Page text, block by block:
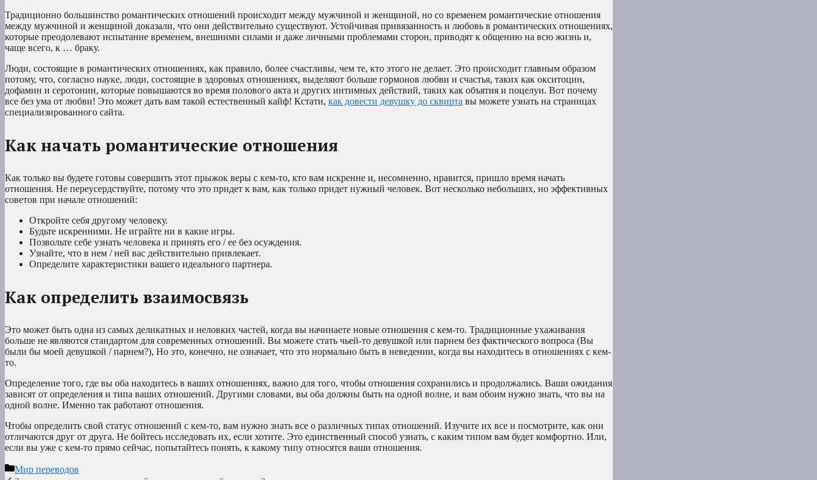
Традиционно большинство романтических отношений происходит между мужчиной и женщиной, но со временем романтические отношения
между мужчиной и женщиной доказали, что они действительно существуют. Устойчивая привязанность и любовь в романтических отношениях,
которые преодолевают испытание временем, внешними силами и даже личными проблемами сторон, приводят к общению на всю жизнь и,
чаще всего, к … браку.
Люди, состоящие в романтических отношениях, как правило, более счастливы, чем те, кто этого не делает. Это происходит главным образом
потому, что, согласно науке, люди, состоящие в здоровых отношениях, выделяют больше гормонов любви и счастья, таких как окситоцин,
дофамин и серотонин, которые повышаются во время полового акта и других интимных действий, таких как объятия и поцелуи. Вот почему
все без ума от любви! Это может дать вам такой естественный кайф! Кстати, как довести девушку до сквирта вы можете узнать на страницах
специализированного сайта.
Как начать романтические отношения
Как только вы будете готовы совершить этот прыжок веры с кем-то, кто вам искренне и, несомненно, нравится, пришло время начать
отношения. Не переусердствуйте, потому что это придет к вам, как только придет нужный человек. Вот несколько небольших, но эффективных
советов при начале отношений:
Откройте себя другому человеку.
Будьте искренними. Не играйте ни в какие игры.
Позвольте себе узнать человека и принять его / ее без осуждения.
Узнайте, что в нем / ней вас действительно привлекает.
Определите характеристики вашего идеального партнера.
Как определить взаимосвязь
Это может быть одна из самых деликатных и неловких частей, когда вы начинаете новые отношения с кем-то. Традиционные ухаживания
больше не являются стандартом для современных отношений. Вы можете стать чьей-то девушкой или парнем без фактического вопроса (Вы
были бы моей девушкой / парнем?), Но это, конечно, не означает, что это нормально быть в неведении, когда вы находитесь в отношениях с кем-
то.
Определение того, где вы оба находитесь в ваших отношениях, важно для того, чтобы отношения сохранились и продолжались. Ваши ожидания
зависят от определения и типа ваших отношений. Другими словами, вы оба должны быть на одной волне, и вам обоим нужно знать, что вы на
одной волне. Именно так работают отношения.
Чтобы определить свой статус отношений с кем-то, вам нужно знать все о различных типах отношений. Изучите их все и посмотрите, как они
отличаются друг от друга. Не бойтесь исследовать их, если хотите. Это единственный способ узнать, с каким типом вам будет комфортно. Или,
если вы уже с кем-то прямо сейчас, попытайтесь понять, к какому типу относятся ваши отношения.
Рубрики
Мир переводов